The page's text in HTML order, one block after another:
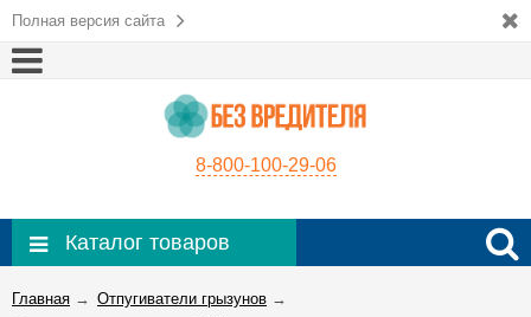
Полная версия сайта
8-800-100-29-06
Каталог товаров
Главная → Отпугиватели грызунов →